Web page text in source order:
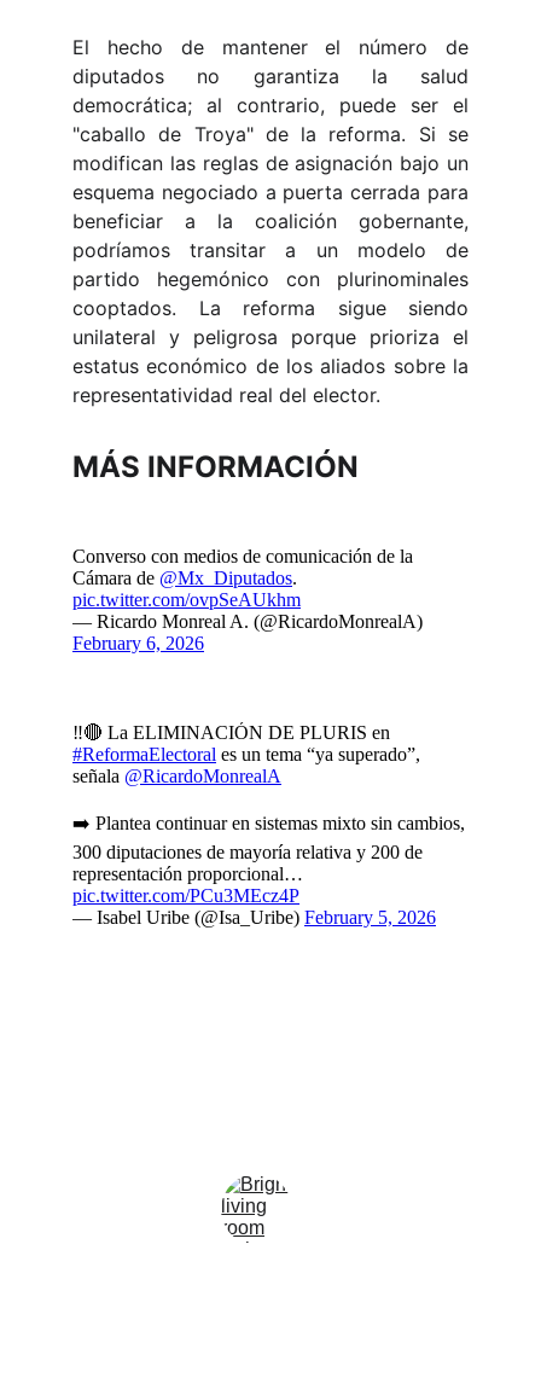
El hecho de mantener el número de
diputados no garantiza la salud
democrática; al contrario, puede ser el
"caballo de Troya" de la reforma. Si se
modifican las reglas de asignación bajo un
esquema negociado a puerta cerrada para
beneficiar a la coalición gobernante,
podríamos transitar a un modelo de
partido hegemónico con plurinominales
cooptados. La reforma sigue siendo
unilateral y peligrosa porque prioriza el
estatus económico de los aliados sobre la
representatividad real del elector.
MÁS INFORMACIÓN